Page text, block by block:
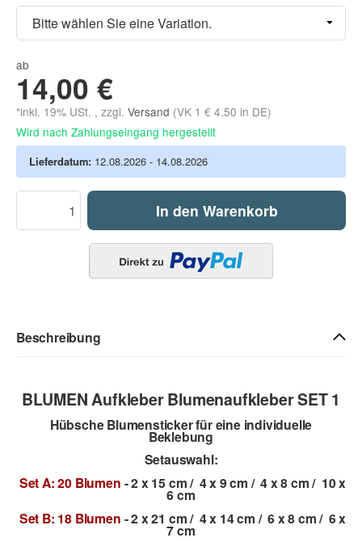
Bitte wählen Sie eine Variation.
ab
14,00 €
*inkl. 19% USt. , zzgl. Versand (VK 1 € 4.50 in DE)
Wird nach Zahlungseingang hergestellt
Lieferdatum: 12.08.2026 - 14.08.2026
In den Warenkorb
Beschreibung
BLUMEN Aufkleber Blumenaufkleber SET 1
Hübsche Blumensticker für eine individuelle
Beklebung
Setauswahl:
Set A: 20 Blumen - 2 x 15 cm / 4 x 9 cm / 4 x 8 cm / 10 x
6 cm
Set B: 18 Blumen - 2 x 21 cm / 4 x 14 cm / 6 x 8 cm / 6 x
7 cm